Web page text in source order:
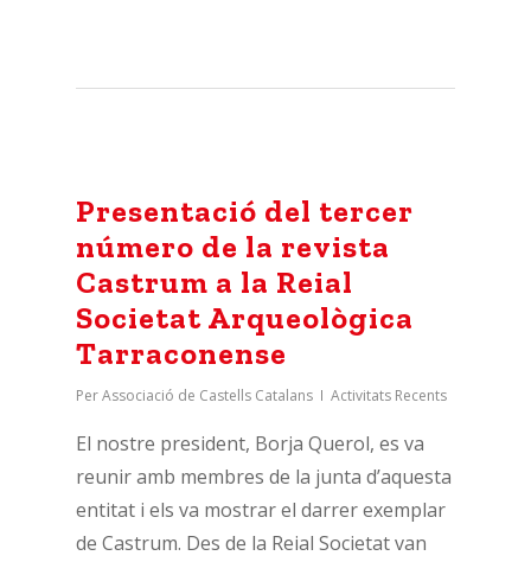
Presentació del tercer
número de la revista
Castrum a la Reial
Societat Arqueològica
Tarraconense
PerAssociació de Castells Catalans Activitats Recents
El nostre president, Borja Querol, es va
reunir amb membres de la junta d’aquesta
entitat i els va mostrar el darrer exemplar
de Castrum. Des de la Reial Societat van